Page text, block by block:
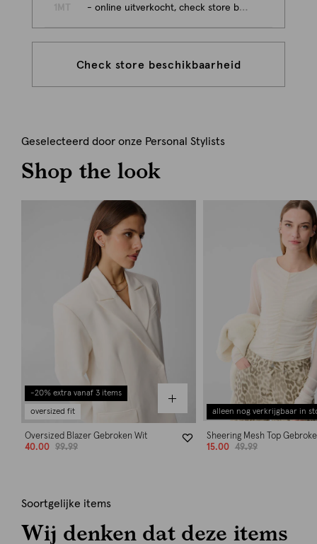
- online uitverkocht, check store beschikbaarheid
Check store beschikbaarheid
Geselecteerd door onze Personal Stylists
Shop the look
-20% extra vanaf 3 items
oversized fit
Oversized Blazer Gebroken Wit
40.00
99.99
alleen nog verkrijgbaar in
Sheering Mesh Top
15.00
49.99
Soortgelijke items
Wij denken dat deze items